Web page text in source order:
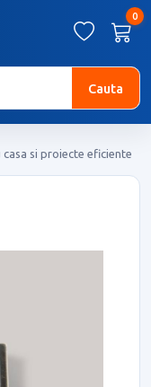
0
Cauta
casa si proiecte eficiente